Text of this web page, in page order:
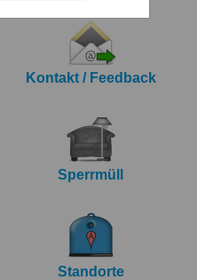
Kontakt / Feedback
Sperrmüll
Standorte